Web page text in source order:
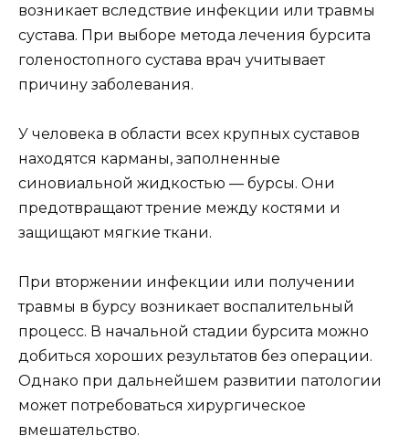
возникает вследствие инфекции или травмы
сустава. При выборе метода лечения бурсита
голеностопного сустава врач учитывает
причину заболевания.
У человека в области всех крупных суставов
находятся карманы, заполненные
синовиальной жидкостью — бурсы. Они
предотвращают трение между костями и
защищают мягкие ткани.
При вторжении инфекции или получении
травмы в бурсу возникает воспалительный
процесс. В начальной стадии бурсита можно
добиться хороших результатов без операции.
Однако при дальнейшем развитии патологии
может потребоваться хирургическое
вмешательство.